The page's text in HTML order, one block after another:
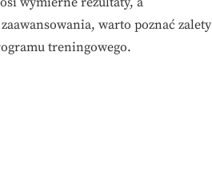
warto poznać zalety
treningowego.